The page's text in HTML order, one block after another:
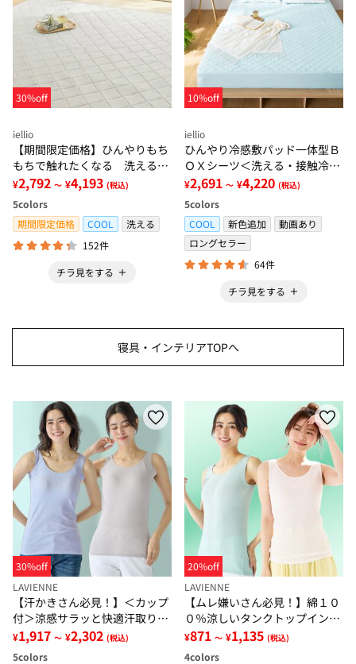
30%off
iellio
【期間限定価格】ひんやりもち
もちで触れたくなる 洗えるラ
グ＜低反発・滑りにくい・接触
冷感・防ダニ・カーペット＞
¥2,792 ～ ¥4,193 (税込)
5colors
期間限定価格
COOL
洗える
152件
チラ見をする
10%off
iellio
ひんやり冷感敷パッド一体型Ｂ
ＯＸシーツ＜洗える・接触冷
感・抗菌防臭・時短・家事楽・
ボックスシーツ・寝苦しさ対策
＞
¥2,691 ～ ¥4,220 (税込)
5colors
COOL
新色追加
動画あり
ロングセラー
64件
チラ見をする
寝具・インテリアTOPへ
30%off
LAVIENNE
【汗かきさん必見！】＜カップ
付＞涼感サラッと快適汗取りタ
ンクトップインナー＜さらりラ
ボ＞
¥1,917 ～ ¥2,302 (税込)
5colors
20%off
LAVIENNE
【ムレ嫌いさん必見！】綿１０
０％涼しいタンクトップインナ
ー＜さらりラボ＞
¥871 ～ ¥1,135 (税込)
4colors